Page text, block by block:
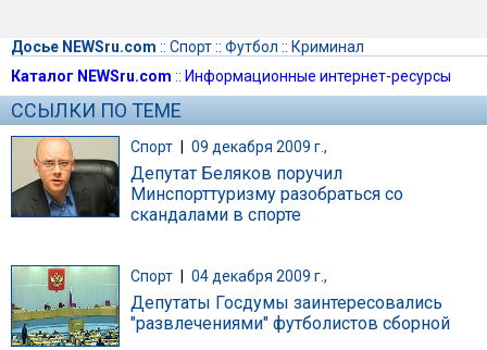
Досье NEWSru.com :: Спорт:: Футбол :: Криминал
Каталог NEWSru.com :: Информационные интернет-ресурсы
ССЫЛКИ ПО ТЕМЕ
Спорт | 09 декабря 2009 г.,
Депутат Беляков поручил
Минспорттуризму разобраться со
скандалами в спорте
Спорт 04 декабря 2009 г.,
Депутаты Госдумы заинтересовались
"развлечениями" футболистов сборной